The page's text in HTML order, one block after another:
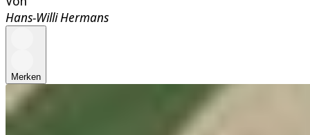
Hans-Willi Hermans
Merken